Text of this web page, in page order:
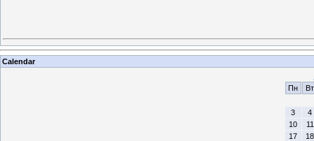
Calendar
Пн
Вт
3
4
10
11
17
18